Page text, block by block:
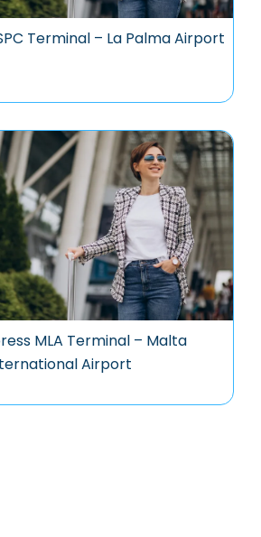
Terminal – La Palma Airport
MLA Terminal – Malta
Airport